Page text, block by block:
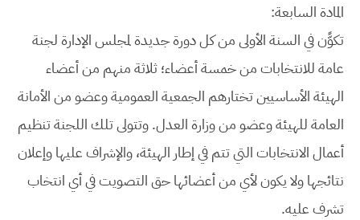
المادة السابعة:
تكوًّن في السنة الأولى من كل دورة جديدة لمجلس الإدارة لجنة
عامة للانتخابات من خمسة أعضاء؛ ثلاثة منهم من أعضاء
الهيئة الأساسيين تختارهم الجمعية العمومية وعضو من الأمانة
العامة للهيئة وعضو من وزارة العدل. وتتولى تلك اللجنة تنظيم
أعمال الانتخابات التي تتم في إطار الهيئة، والإشراف عليها وإعلان
نتائجها ولا يكون لأي من أعضائها حق التصويت في أي انتخاب
تشرف عليه.